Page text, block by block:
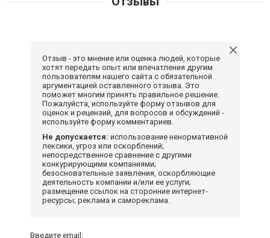
Отзыв - это мнение или оценка людей, которые
хотят передать опыт или впечатления другим
пользователям нашего сайта с обязательной
аргументацией оставленного отзыва. Это
поможет многим принять правильное решение.
Пожалуйста, используйте форму отзывов для
оценок и рецензий, для вопросов и обсуждений -
используйте форму комментариев.
Не допускается: использование ненормативной
лексики, угроз или оскорблений;
непосредственное сравнение с другими
конкурирующими компаниями;
безосновательные заявления, оскорбляющие
деятельность компании и/или ее услуги;
размещение ссылок на сторонние интернет-
ресурсы; реклама и самореклама.
Введите email: